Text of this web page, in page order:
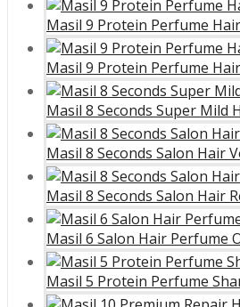
Masil 9 Protein Perfume
Masil 9 Protein Perfume
Masil 8 Seconds Super Mild
Masil 8 Seconds Salon Hair
Masil 8 Seconds Salon Hair
Masil 6 Salon Hair Perfume
Masil 5 Protein Perfume